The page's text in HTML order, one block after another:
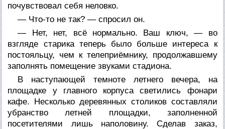
почувствовал себя неловко.
— Что-то не так? — спросил он.
— Нет, нет, всё нормально. Ваш ключ, — во
взгляде старика теперь было больше интереса к
постояльцу, чем к телеприёмнику, продолжавшему
заполнять помещение звуками стадиона.
В наступающей темноте летнего вечера, на
площадке у главного корпуса светились фонари
кафе. Несколько деревянных столиков составляли
убранство летней площадки, заполненной
посетителями лишь наполовину. Сделав заказ,